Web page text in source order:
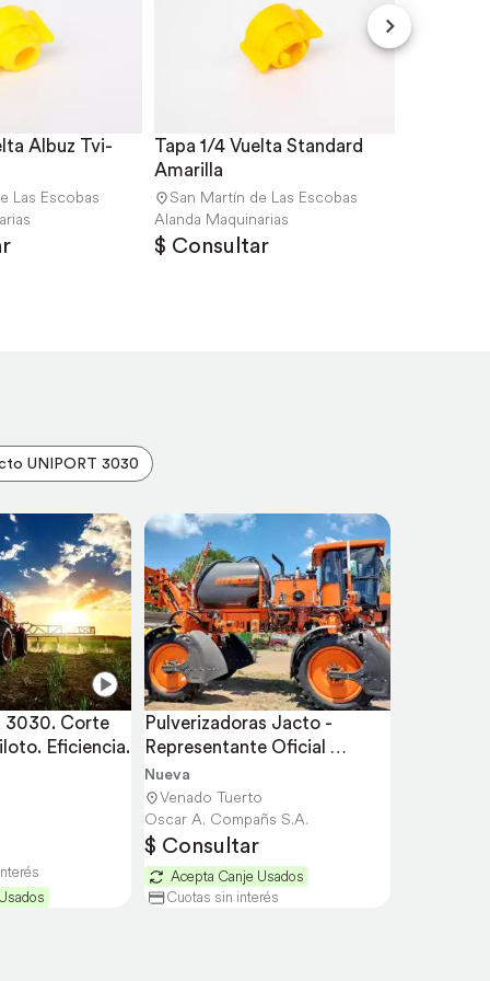
Albuz Tvi-
Las Escobas
Tapa 1/4 Vuelta Standard
Amarilla
San Martín de Las Escobas
Alanda Maquinarias
$ Consultar
UNIPORT 3030
3030. Corte
Eficiencia.
Pulverizadoras Jacto -
Representante Oficial
Venado Tuerto
Nueva
Venado Tuerto
Oscar A. Compañs S.A.
$ Consultar
Acepta Canje Usados
Cuotas sin interés